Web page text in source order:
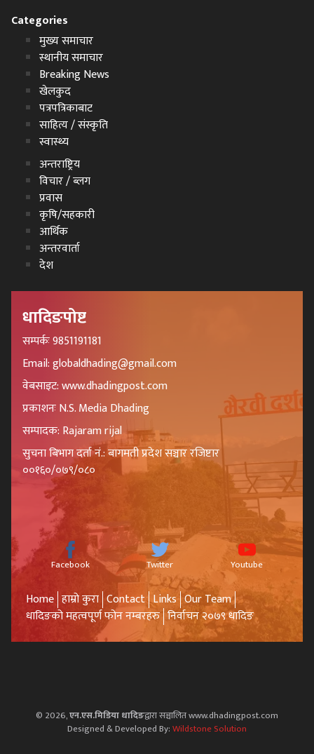
Categories
मुख्य समाचार
स्थानीय समाचार
Breaking News
खेलकुद
पत्रपत्रिकाबाट
साहित्य / संस्कृति
स्वास्थ्य
अन्तराष्ट्रिय
विचार / ब्लग
प्रवास
कृषि/सहकारी
आर्थिक
अन्तरवार्ता
देश
धादिङपोष्ट
सम्पर्कः 9851191181
Email: globaldhading@gmail.com
वेबसाइट: www.dhadingpost.com
प्रकाशनः N.S. Media Dhading
सम्पादक: Rajaram rijal
सुचना बिभाग दर्ता नं.: बागमती प्रदेश सञ्चार रजिष्टार
००१६०/०७९/०८०
Facebook Twitter Youtube
Home हाम्रो कुरा Contact Links Our Team
धादिङको महत्वपूर्ण फोन नम्बरहरु निर्वाचन २०७९ धादिङ
© 2026,एन.एस.मिडिया धादिङद्वारा सञ्चालित www.dhadingpost.com
Designed & Developed By:Wildstone Solution